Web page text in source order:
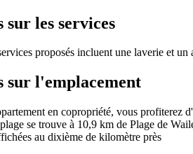
les services
proposés incluent une laverie et
sur l'emplacement
en copropriété, vous
se trouve à 10,9 km de Plage de
au dixième de kilomètre près